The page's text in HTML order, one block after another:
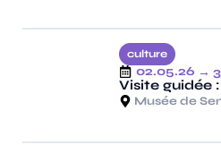
culture
02.05.26 →
Visite guidée
Musée de